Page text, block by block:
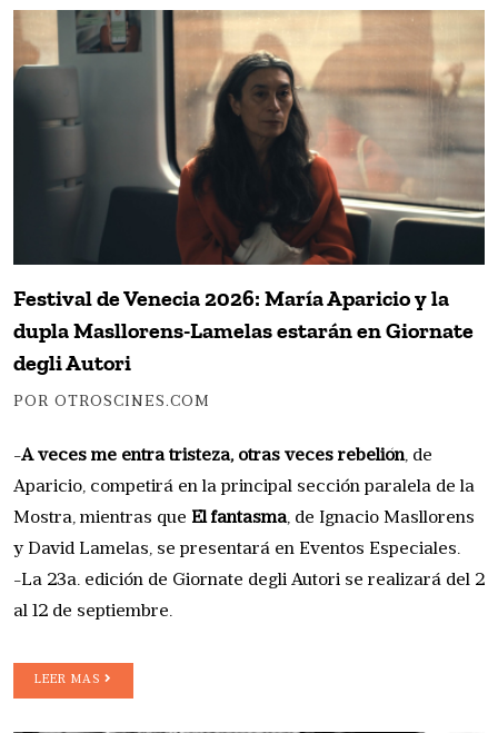
Festival de Venecia 2026: María Aparicio y la
dupla Masllorens-Lamelas estarán en Giornate
degli Autori
POR OTROSCINES.COM
-A veces me entra tristeza, otras veces rebelión, de
Aparicio, competirá en la principal sección paralela de la
Mostra, mientras que El fantasma, de Ignacio Masllorens
y David Lamelas, se presentará en Eventos Especiales.
-La 23a. edición de Giornate degli Autori se realizará del 2
al 12 de septiembre.
LEER MAS